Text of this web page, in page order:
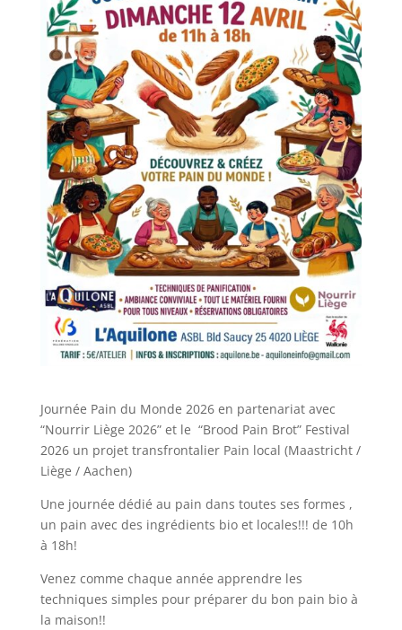
Journée Pain du Monde 2026 en partenariat avec
“Nourrir Liège 2026” et le “Brood Pain Brot” Festival
2026 un projet transfrontalier Pain local (Maastricht /
Liège / Aachen)
Une journée dédié au pain dans toutes ses formes ,
un pain avec des ingrédients bio et locales!!! de 10h
à 18h!
Venez comme chaque année apprendre les
techniques simples pour préparer du bon pain bio à
la maison!!